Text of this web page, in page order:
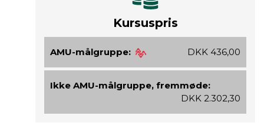
Kursuspris
AMU-målgruppe: DKK 436,00
Ikke AMU-målgruppe, fremmøde:
DKK 2.302,30